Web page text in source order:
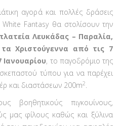
αγορά και πολλές δράσεις
Fantasy θα στολίσουν την
Λευκάδας – Παραλία,
Χριστούγεννα από τις 7
Ιανουαρίου, το παγοδρόμιο της
τύπου για να παρέχει
και διαστάσεων 200m2.
βοηθητικούς πιγκουίνους,
μας φίλους καθώς και ξύλινα